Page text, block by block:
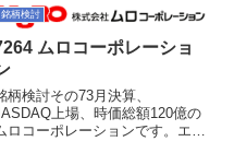
銘柄検討
ムロコーポレーショ
柄検討その73月決算、
上場、時価総額120億の
ロコーポレーションです。エン